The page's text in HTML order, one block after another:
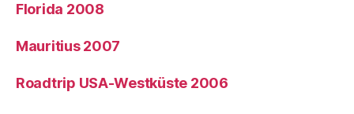
Florida 2008
Mauritius 2007
Roadtrip USA-Westküste 2006